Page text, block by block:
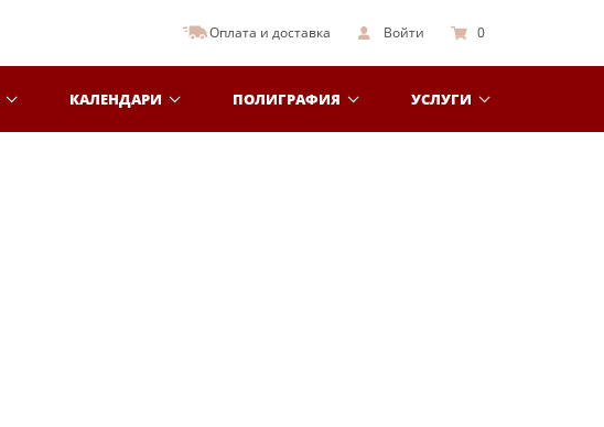
Оплата и доставка Войти 0
КАЛЕНДАРИ ПОЛИГРАФИЯ УСЛУГИ